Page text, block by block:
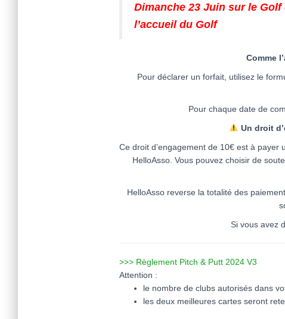
Dimanche 23 Juin sur le
l’accueil du Golf
Comme
Pour déclarer un forfait, utilisez le
Pour chaque date de
Un droit
Ce droit d’engagement de 10€ est à
HelloAsso. Vous pouvez choisir de
HelloAsso reverse la totalité des
Si vous avez
>>> Règlement Pitch & Putt 2024 V3
Attention :
le nombre de clubs autorisés dans
les deux meilleures cartes seront